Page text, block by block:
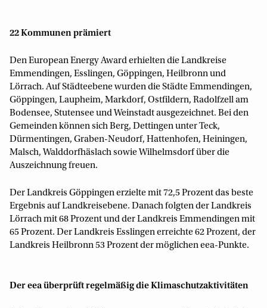
22 Kommunen prämiert
Den European Energy Award erhielten die Landkreise
Emmendingen, Esslingen, Göppingen, Heilbronn und
Lörrach. Auf Städteebene wurden die Städte Emmendingen,
Göppingen, Laupheim, Markdorf, Ostfildern, Radolfzell am
Bodensee, Stutensee und Weinstadt ausgezeichnet. Bei den
Gemeinden können sich Berg, Dettingen unter Teck,
Dürmentingen, Graben-Neudorf, Hattenhofen, Heiningen,
Malsch, Walddorfhäslach sowie Wilhelmsdorf über die
Auszeichnung freuen.
Der Landkreis Göppingen erzielte mit 72,5 Prozent das beste
Ergebnis auf Landkreisebene. Danach folgten der Landkreis
Lörrach mit 68 Prozent und der Landkreis Emmendingen mit
65 Prozent. Der Landkreis Esslingen erreichte 62 Prozent, der
Landkreis Heilbronn 53 Prozent der möglichen eea-Punkte.
Der eea überprüft regelmäßig die Klimaschutzaktivitäten